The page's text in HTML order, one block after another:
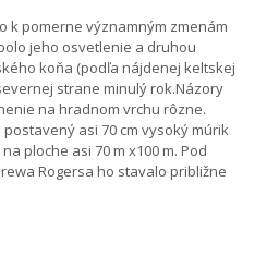
k pomerne významným zmenám
jeho osvetlenie a druhou
koňa (podľa nájdenej keltskej
strane minulý rok.Názory
na hradnom vrchu rôzne.
asi 70 cm vysoký múrik
ploche asi 70 m x100 m. Pod
Rogersa ho stavalo približne